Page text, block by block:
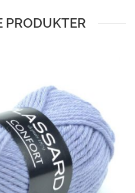
PRODUKTER